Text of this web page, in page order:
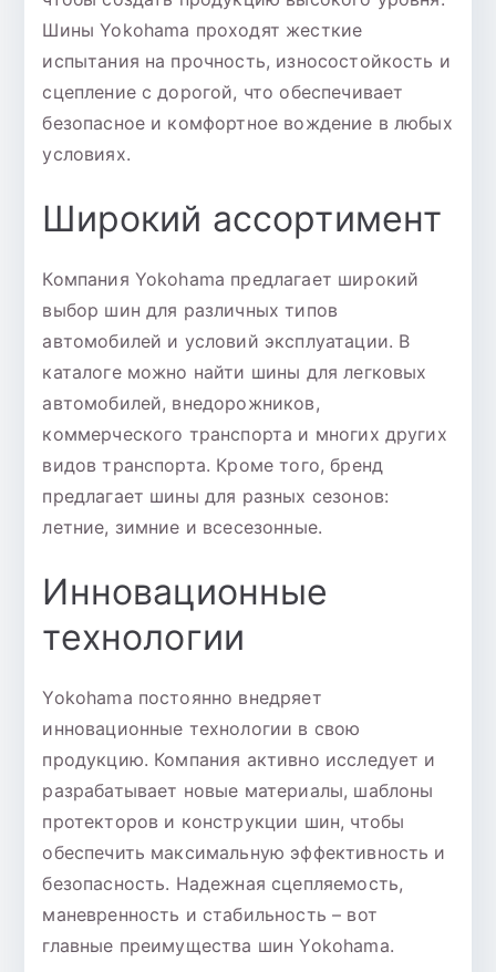
Шины Yokohama проходят жесткие
испытания на прочность, износостойкость и
сцепление с дорогой, что обеспечивает
безопасное и комфортное вождение в любых
условиях.
Широкий ассортимент
Компания Yokohama предлагает широкий
выбор шин для различных типов
автомобилей и условий эксплуатации. В
каталоге можно найти шины для легковых
автомобилей, внедорожников,
коммерческого транспорта и многих других
видов транспорта. Кроме того, бренд
предлагает шины для разных сезонов:
летние, зимние и всесезонные.
Инновационные
технологии
Yokohama постоянно внедряет
инновационные технологии в свою
продукцию. Компания активно исследует и
разрабатывает новые материалы, шаблоны
протекторов и конструкции шин, чтобы
обеспечить максимальную эффективность и
безопасность. Надежная сцепляемость,
маневренность и стабильность – вот
главные преимущества шин Yokohama.